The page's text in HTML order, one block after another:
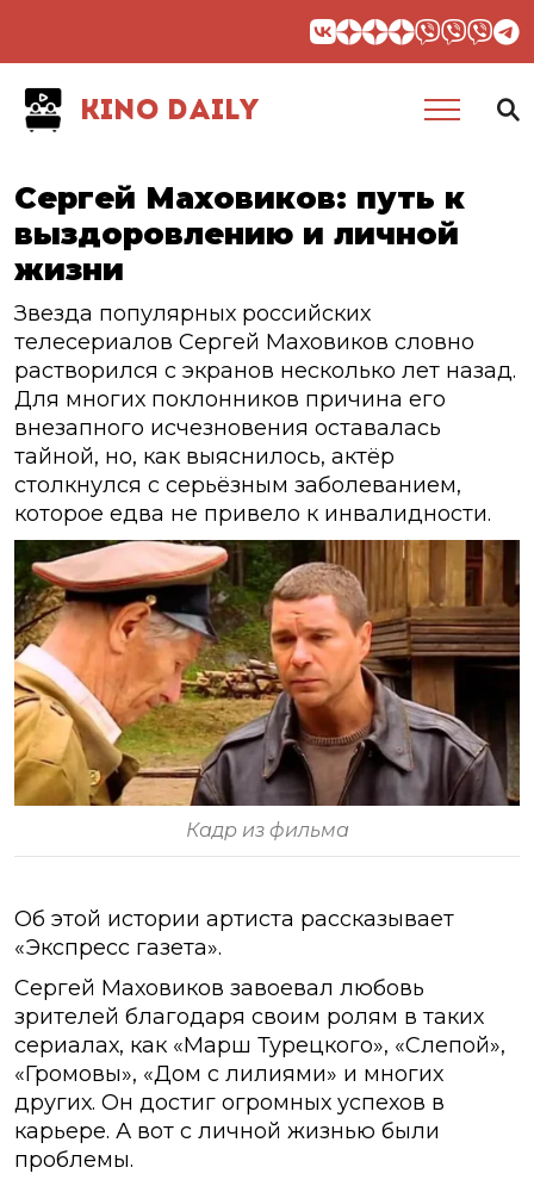
KINO DAILY
Сергей Маховиков: путь к
выздоровлению и личной
жизни
Звезда популярных российских
телесериалов Сергей Маховиков словно
растворился с экранов несколько лет назад.
Для многих поклонников причина его
внезапного исчезновения оставалась
тайной, но, как выяснилось, актёр
столкнулся с серьёзным заболеванием,
которое едва не привело к инвалидности.
Кадр из фильма
Об этой истории артиста рассказывает
«Экспресс газета».
Сергей Маховиков завоевал любовь
зрителей благодаря своим ролям в таких
сериалах, как «Марш Турецкого», «Слепой»,
«Громовы», «Дом с лилиями» и многих
других. Он достиг огромных успехов в
карьере. А вот с личной жизнью были
проблемы.